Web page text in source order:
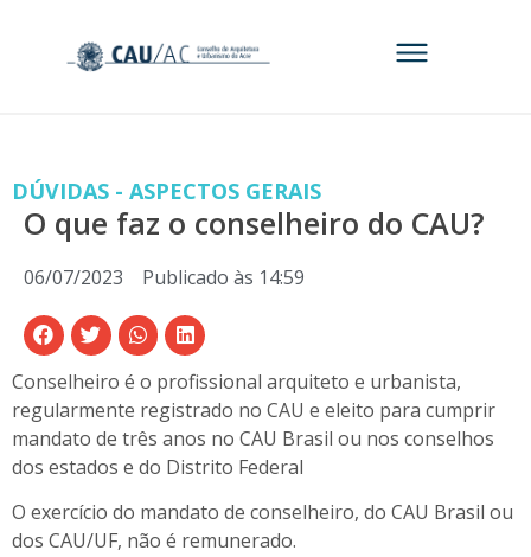
DÚVIDAS - ASPECTOS GERAIS
O que faz o conselheiro do CAU?
06/07/2023 Publicado às 14:59
Conselheiro é o profissional arquiteto e urbanista,
regularmente registrado no CAU e eleito para cumprir
mandato de três anos no CAU Brasil ou nos conselhos
dos estados e do Distrito Federal
O exercício do mandato de conselheiro, do CAU Brasil ou
dos CAU/UF, não é remunerado.